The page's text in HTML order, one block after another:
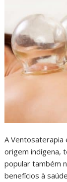
A Ventosaterapia
origem indígena,
popular também
benefícios à